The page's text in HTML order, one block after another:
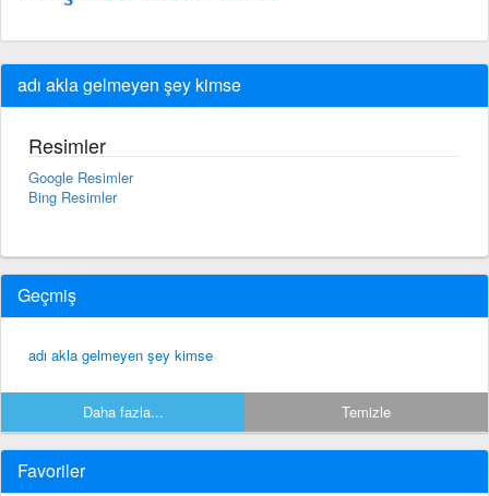
adı akla gelmeyen şey kimse
Resimler
Google Resimler
Bing Resimler
Geçmiş
adı akla gelmeyen şey kimse
Daha fazla... Temizle
Favoriler